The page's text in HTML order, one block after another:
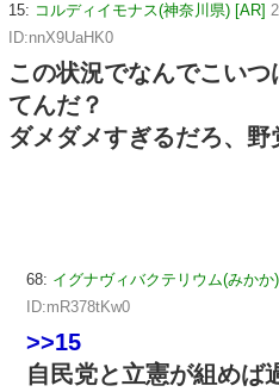
15: コルディイモナス(神奈川県) [AR]
ID:nnX9UaHK0
この状況でなんでこい
てんだ？
ダメダメすぎるだろ、
68: イグナヴィバクテリウム(みかか
ID:mR378tKw0
>>15
自民党と立憲が組めば